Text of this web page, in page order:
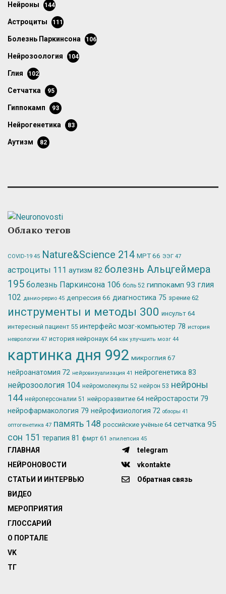
нейроны 144
астроциты 111
болезнь Паркинсона 106
нейрозоология 104
глия 102
сетчатка 95
гиппокамп 93
нейрогенетика 83
аутизм 82
Облако тегов
COVID-19 45 Nature&Science 214 МРТ66 ЭЭГ 47
астроциты 111 аутизм 82 болезнь Альцгеймера
195 болезнь Паркинсона 106 боль 52 гиппокамп 93 глия
102 данио-рерио 45 депрессия 66 диагностика 75 зрение 62
инструменты и методы 300 инсульт 64
интересный пациент 55 интерфейс мозг-компьютер 78 история
неврологии 47 история нейронаук 64 как улучшить мозг 44
картинка дня 992 микроглия 67
нейроанатомия 72 нейровизуализация 41 нейрогенетика 83
нейрозоология 104 нейромолекулы 52 нейрон 53 нейроны
144 нейроперсоналии 51 нейроразвитие 64 нейростарости 79
нейрофармакология 79 нейрофизиология 72 обзоры 41
оптогенетика 47 память 148 российские учёные 64 сетчатка 95
сон 151 терапия 81 фмрт 61 эпилепсия 45
ГЛАВНАЯ
НЕЙРОНОВОСТИ
СТАТЬИ И ИНТЕРВЬЮ
ВИДЕО
МЕРОПРИЯТИЯ
ГЛОССАРИЙ
О ПОРТАЛЕ
VK
ТГ
telegram
vkontakte
Обратная связь